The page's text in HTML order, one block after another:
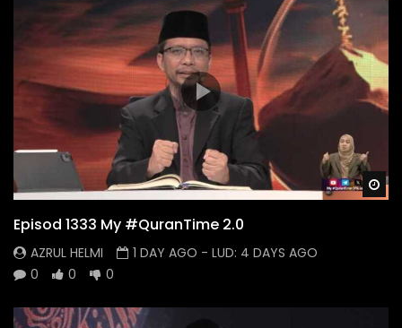
Episod 1333 My #QuranTime 2.0
AZRUL HELMI 1 DAY AGO - LUD: 4 DAYS AGO
0
0 0